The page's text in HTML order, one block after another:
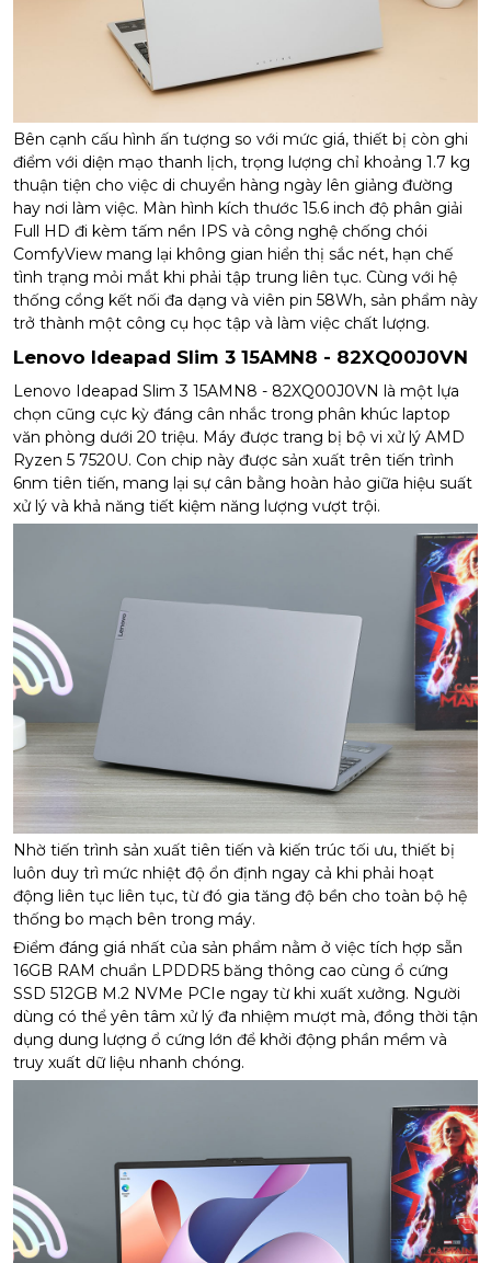
Bên cạnh cấu hình ấn tượng so với mức giá, thiết bị còn ghi
điểm với diện mạo thanh lịch, trọng lượng chỉ khoảng 1.7 kg
thuận tiện cho việc di chuyển hàng ngày lên giảng đường
hay nơi làm việc. Màn hình kích thước 15.6 inch độ phân giải
Full HD đi kèm tấm nền IPS và công nghệ chống chói
ComfyView mang lại không gian hiển thị sắc nét, hạn chế
tình trạng mỏi mắt khi phải tập trung liên tục. Cùng với hệ
thống cổng kết nối đa dạng và viên pin 58Wh, sản phẩm này
trở thành một công cụ học tập và làm việc chất lượng.
Lenovo Ideapad Slim 3 15AMN8 - 82XQ00J0VN
Lenovo Ideapad Slim 3 15AMN8 - 82XQ00J0VN là một lựa
chọn cũng cực kỳ đáng cân nhắc trong phân khúc laptop
văn phòng dưới 20 triệu. Máy được trang bị bộ vi xử lý AMD
Ryzen 5 7520U. Con chip này được sản xuất trên tiến trình
6nm tiên tiến, mang lại sự cân bằng hoàn hảo giữa hiệu suất
xử lý và khả năng tiết kiệm năng lượng vượt trội.
Nhờ tiến trình sản xuất tiên tiến và kiến trúc tối ưu, thiết bị
luôn duy trì mức nhiệt độ ổn định ngay cả khi phải hoạt
động liên tục liên tục, từ đó gia tăng độ bền cho toàn bộ hệ
thống bo mạch bên trong máy.
Điểm đáng giá nhất của sản phẩm nằm ở việc tích hợp sẵn
16GB RAM chuẩn LPDDR5 băng thông cao cùng ổ cứng
SSD 512GB M.2 NVMe PCIe ngay từ khi xuất xưởng. Người
dùng có thể yên tâm xử lý đa nhiệm mượt mà, đồng thời tận
dụng dung lượng ổ cứng lớn để khởi động phần mềm và
truy xuất dữ liệu nhanh chóng.